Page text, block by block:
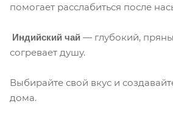
помогает расслабиться после
Индийский чай — глубокий,
согревает душу.
Выбирайте свой вкус и
дома.